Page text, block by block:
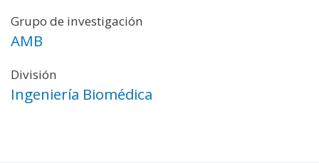
Grupo de investigación
AMB
División
Ingeniería Biomédica